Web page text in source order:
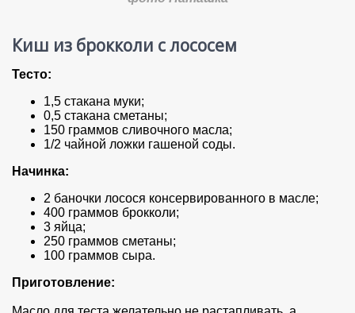
Киш из брокколи с лососем
Тесто:
1,5 стакана муки;
0,5 стакана сметаны;
150 граммов сливочного масла;
1/2 чайной ложки гашеной соды.
Начинка:
2 баночки лосося консервированного в масле;
400 граммов брокколи;
3 яйца;
250 граммов сметаны;
100 граммов сыра.
Приготовление: